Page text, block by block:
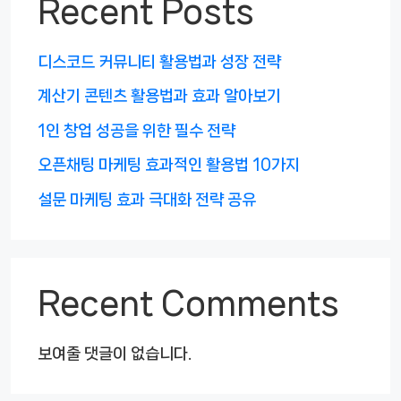
Recent Posts
디스코드 커뮤니티 활용법과 성장 전략
계산기 콘텐츠 활용법과 효과 알아보기
1인 창업 성공을 위한 필수 전략
오픈채팅 마케팅 효과적인 활용법 10가지
설문 마케팅 효과 극대화 전략 공유
Recent Comments
보여줄 댓글이 없습니다.